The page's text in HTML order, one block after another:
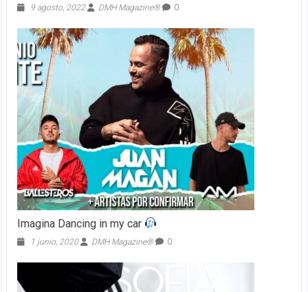
9 agosto, 2022 DMH Magazine® 0
Imagina Dancing in my car
1 junio, 2020 DMH Magazine® 0